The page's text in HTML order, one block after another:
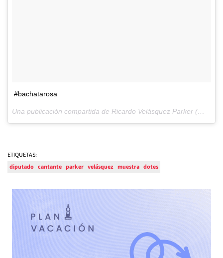
#bachatarosa
Una publicación compartida de Ricardo Velásquez Parker (@ravelpak) el
ETIQUETAS:
diputado cantante parker velásquez muestra dotes